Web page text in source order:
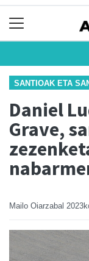
SANTIOAK ETA
Daniel
Grave,
Mailo Oiarzabal